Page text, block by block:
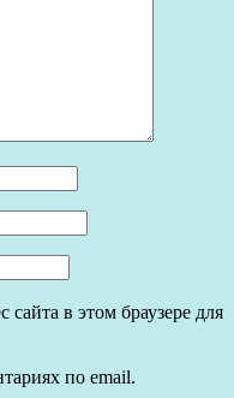
в этом браузере для
по email.